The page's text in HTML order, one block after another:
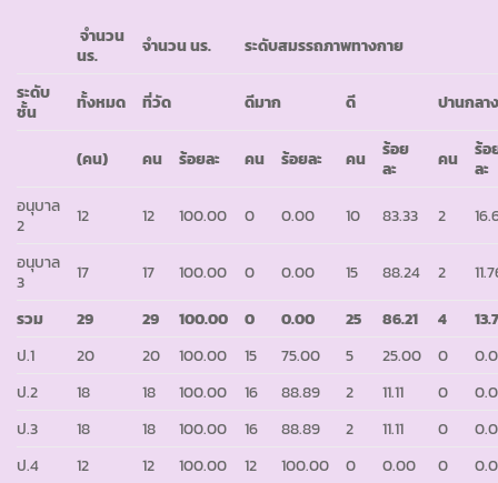
จำนวน
นร.
จำนวน นร.
ระดับสมรรถภาพทางกาย
ระดับ
ชั้น
ทั้งหมด ที่วัด ดีมาก ดี ปานกลา
(คน) คน ร้อยละ คน ร้อยละ คน
ร้อย
ละ
คน
ร้อ
ละ
อนุบาล
2
12 12 100.00 0 0.00 10 83.33 2
อนุบาล
3
17 17 100.00 0 0.00 15 88.24 2
รวม
29 29 100.00 0 0.00 25 86.21 4
ป.1
20 20 100.00 15 75.00 5 25.00 0
ป.2
18 18 100.00 16 88.89 2 11.11 0
ป.3
18 18 100.00 16 88.89 2 11.11 0
ป.4
12 12 100.00 12 100.00 0 0.00 0